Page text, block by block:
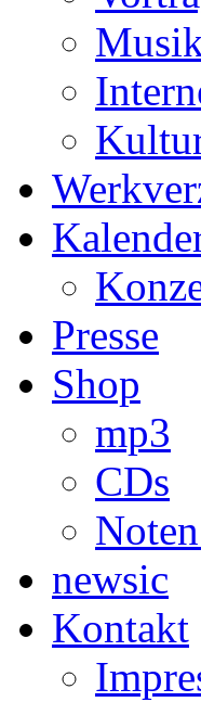
Presse
Shop
mp3
CDs
newsic
Kontakt